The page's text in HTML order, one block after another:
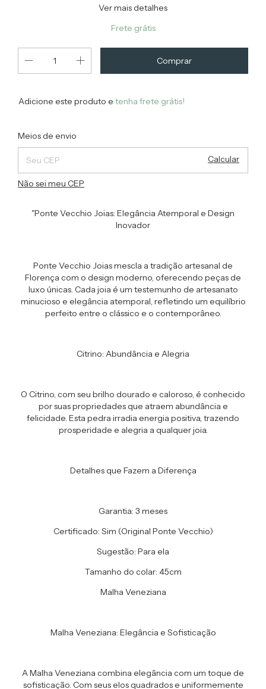
Ver mais detalhes
Frete grátis
Adicione este produto e tenha frete grátis!
Entregas para o CEP:
Meios de envio
Calcular
Não sei meu CEP
"Ponte Vecchio Joias: Elegância Atemporal e Design
Inovador
Ponte Vecchio Joias mescla a tradição artesanal de
Florença com o design moderno, oferecendo peças de
luxo únicas. Cada joia é um testemunho de artesanato
minucioso e elegância atemporal, refletindo um equilíbrio
perfeito entre o clássico e o contemporâneo.
Citrino: Abundância e Alegria
O Citrino, com seu brilho dourado e caloroso, é conhecido
por suas propriedades que atraem abundância e
felicidade. Esta pedra irradia energia positiva, trazendo
prosperidade e alegria a qualquer joia.
Detalhes que Fazem a Diferença
Garantia: 3 meses
Certificado: Sim (Original Ponte Vecchio)
Sugestão: Para ela
Tamanho do colar: 45cm
Malha Veneziana
Malha Veneziana: Elegância e Sofisticação
A Malha Veneziana combina elegância com um toque de
sofisticação. Com seus elos quadrados e uniformemente